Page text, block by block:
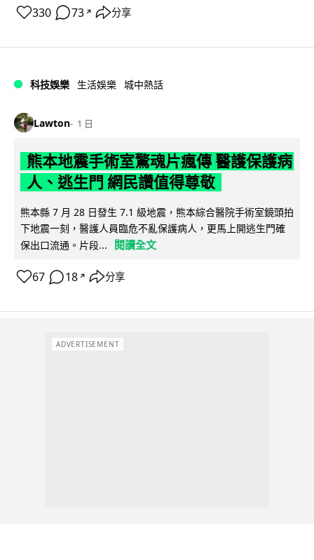
330 73 ↗ 分享
科技娛樂 生活娛樂 城中熱話
Lawton 1 日
熊本地震手術室驚魂片瘋傳 醫護保護病
人、逃生門 網民讚值得尊敬
熊本縣 7 月 28 日發生 7.1 級地震，熊本綜合醫院手術室鏡頭拍
下地震一刻，醫護人員臨危不亂保護病人，更馬上開逃生門確
保出口流通。片段...
閱讀全文
67 18 ↗ 分享
ADVERTISEMENT